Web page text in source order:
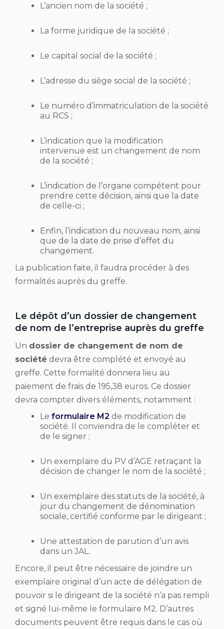
L’ancien nom de la société ;
La forme juridique de la société ;
Le capital social de la société ;
L’adresse du siège social de la société ;
Le numéro d’immatriculation de la société
au RCS ;
L’indication que la modification
intervenue est un changement de nom
de la société ;
L’indication de l’organe compétent pour
prendre cette décision, ainsi que la date
de celle-ci ;
Enfin, l’indication du nouveau nom, ainsi
que de la date de prise d’effet du
changement.
La publication faite, il faudra procéder à des
formalités auprès du greffe.
Le dépôt d’un dossier de changement
de nom de l’entreprise auprès du greffe
Un dossier de changement de nom de
société devra être complété et envoyé au
greffe. Cette formalité donnera lieu au
paiement de frais de 195,38 euros. Ce dossier
devra compter divers éléments, notamment :
Le formulaire M2 de modification de
société. Il conviendra de le compléter et
de le signer ;
Un exemplaire du PV d’AGE retraçant la
décision de changer le nom de la société ;
Un exemplaire des statuts de la société, à
jour du changement de dénomination
sociale, certifié conforme par le dirigeant ;
Une attestation de parution d’un avis
dans un JAL.
Encore, il peut être nécessaire de joindre un
exemplaire original d’un acte de délégation de
pouvoir si le dirigeant de la société n’a pas rempli
et signé lui-même le formulaire M2. D’autres
documents peuvent être requis dans le cas où